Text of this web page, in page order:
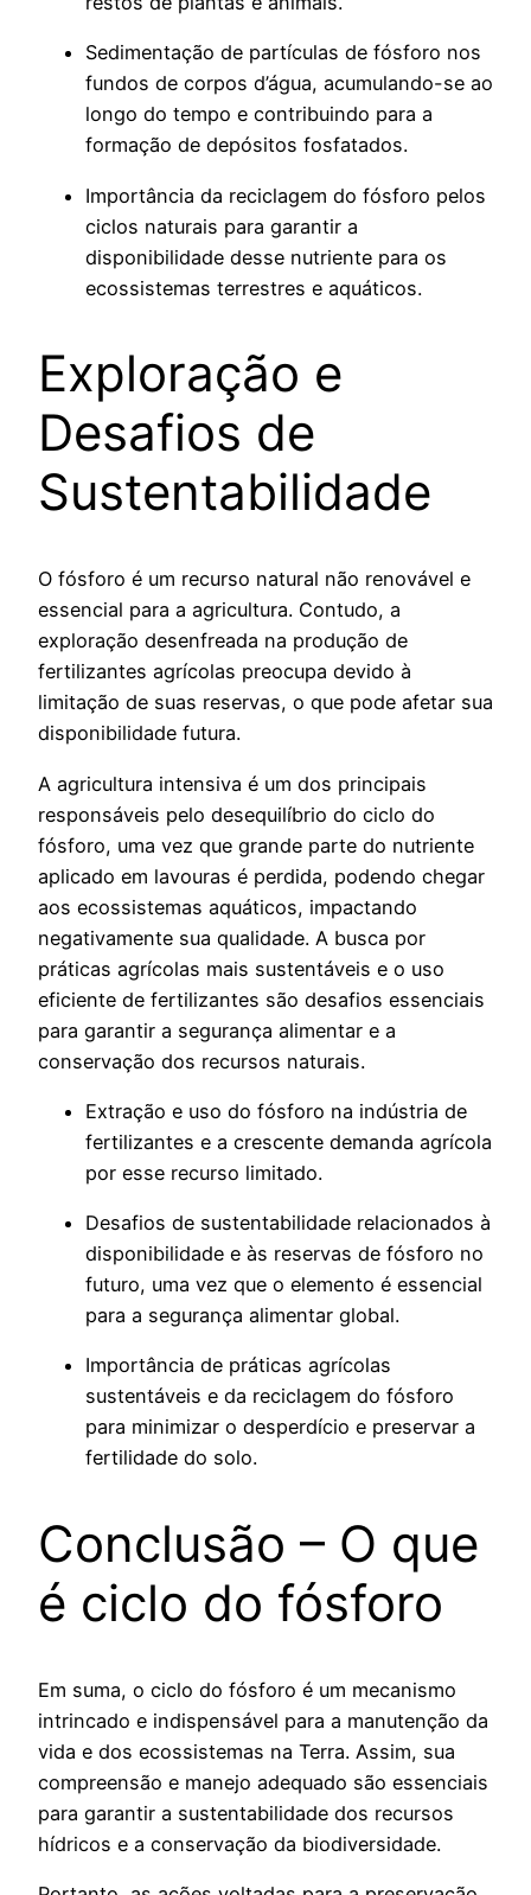
Sedimentação de partículas de fósforo nos
fundos de corpos d’água, acumulando-se ao
longo do tempo e contribuindo para a
formação de depósitos fosfatados.
Importância da reciclagem do fósforo pelos
ciclos naturais para garantir a
disponibilidade desse nutriente para os
ecossistemas terrestres e aquáticos.
Exploração e
Desafios de
Sustentabilidade
O fósforo é um recurso natural não renovável e
essencial para a agricultura. Contudo, a
exploração desenfreada na produção de
fertilizantes agrícolas preocupa devido à
limitação de suas reservas, o que pode afetar sua
disponibilidade futura.
A agricultura intensiva é um dos principais
responsáveis pelo desequilíbrio do ciclo do
fósforo, uma vez que grande parte do nutriente
aplicado em lavouras é perdida, podendo chegar
aos ecossistemas aquáticos, impactando
negativamente sua qualidade. A busca por
práticas agrícolas mais sustentáveis e o uso
eficiente de fertilizantes são desafios essenciais
para garantir a segurança alimentar e a
conservação dos recursos naturais.
Extração e uso do fósforo na indústria de
fertilizantes e a crescente demanda agrícola
por esse recurso limitado.
Desafios de sustentabilidade relacionados à
disponibilidade e às reservas de fósforo no
futuro, uma vez que o elemento é essencial
para a segurança alimentar global.
Importância de práticas agrícolas
sustentáveis e da reciclagem do fósforo
para minimizar o desperdício e preservar a
fertilidade do solo.
Conclusão – O que
é ciclo do fósforo
Em suma, o ciclo do fósforo é um mecanismo
intrincado e indispensável para a manutenção da
vida e dos ecossistemas na Terra. Assim, sua
compreensão e manejo adequado são essenciais
para garantir a sustentabilidade dos recursos
hídricos e a conservação da biodiversidade.